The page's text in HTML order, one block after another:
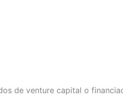
de venture capital o